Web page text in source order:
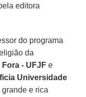
editora
do programa
da
Fora - UFJFe
Universidade
e rica